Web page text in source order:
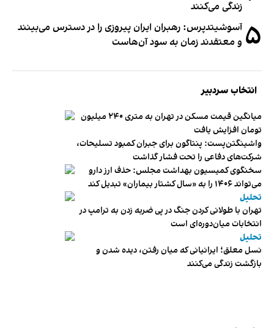
زندگی می‌کنند
۵ آسوشیتدپرس: رهبران ایران پیروزی را در دسترس می‌بینند
و معتقدند زمان به سود آن‌هاست
انتخاب سردبیر
میانگین قیمت مسکن در تهران به متری ۲۴۰ میلیون
تومان افزایش یافت
واشینگتن‌پست: پنتاگون برای جبران کمبود تسلیحات،
شرکت‌های دفاعی را تحت فشار گذاشت
سخنگوی کمیسیون بهداشت مجلس: حذف ارز دارو
می‌تواند ۱۴۰۶ را به «سال کشتار بیماران» تبدیل کند
تحلیل
تهران با طولانی کردن جنگ در پی ضربه زدن به ترامپ در
انتخابات میان‌دوره‌ای است
تحلیل
نسل معلق؛ ایرانیانی که میان رفتن، دیده شدن و
بازگشت زندگی می‌کنند